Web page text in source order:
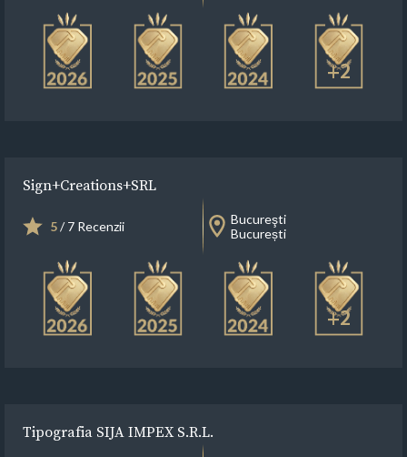
+2
Sign+Creations+SRL
5/ 7 Recenzii
Bucureşti
București
+2
Tipografia SIJA IMPEX S.R.L.